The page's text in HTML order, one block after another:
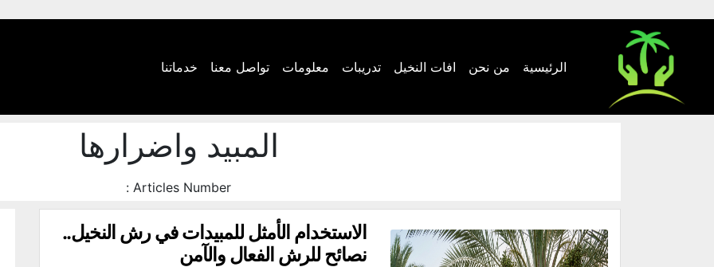
الرئيسية من نحن افات النخيل تدريبات معلومات تواصل معنا خدماتنا
المبيد واضرارها
Articles Number :
الاستخدام الأمثل للمبيدات في رش النخيل..
نصائح للرش الفعال والآمن